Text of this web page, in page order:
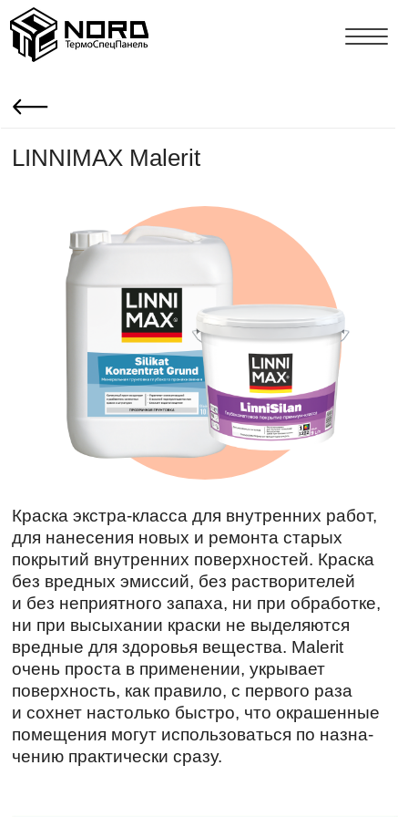
Краска экстра-класса для внутрен­них работ,
для нанесения новых и ремонта старых
покрытий внутренних поверхностей. Краска
ни при высыхании краски не выделяются
вредные для здоровья вещества. Malerit
очень проста в применении, укрывает
поверх­ность, как правило, с первого раза
и сохнет настолько быстро, что окра­шенные
помещения могут использоваться по назна­
чению практически сразу.